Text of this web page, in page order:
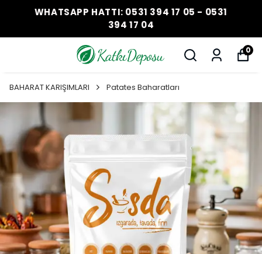
WHATSAPP HATTI: 0531 394 17 05 - 0531
394 17 04
0
BAHARAT KARIŞIMLARI Patates Baharatları